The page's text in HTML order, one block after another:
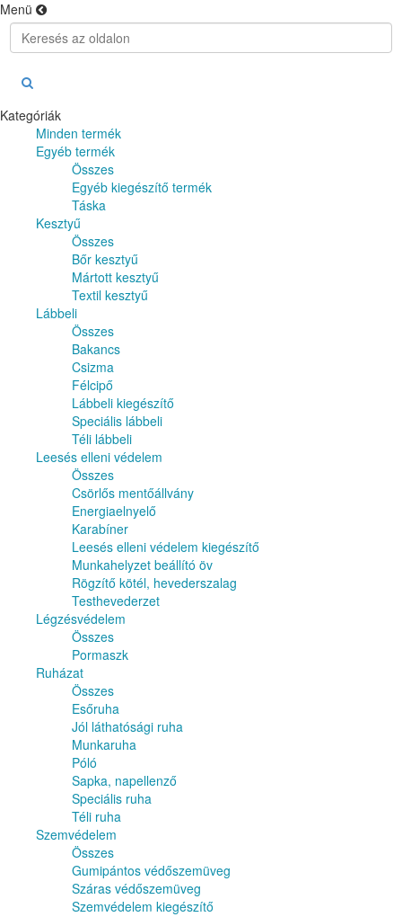
Menü
Kategóriák
Minden termék
Egyéb termék
Összes
Egyéb kiegészítő termék
Táska
Kesztyű
Összes
Bőr kesztyű
Mártott kesztyű
Textil kesztyű
Lábbeli
Összes
Bakancs
Csizma
Félcipő
Lábbeli kiegészítő
Speciális lábbeli
Téli lábbeli
Leesés elleni védelem
Összes
Csörlős mentőállvány
Energiaelnyelő
Karabíner
Leesés elleni védelem kiegészítő
Munkahelyzet beállító öv
Rögzítő kötél, hevederszalag
Testhevederzet
Légzésvédelem
Összes
Pormaszk
Ruházat
Összes
Esőruha
Jól láthatósági ruha
Munkaruha
Póló
Sapka, napellenző
Speciális ruha
Téli ruha
Szemvédelem
Összes
Gumipántos védőszemüveg
Száras védőszemüveg
Szemvédelem kiegészítő